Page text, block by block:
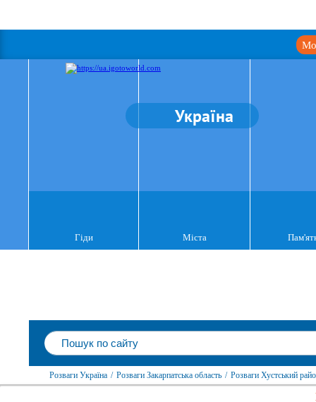
Україна
Гіди Міста
Розваги Україна / Розваги Закарпатська область / Розваги Хустський